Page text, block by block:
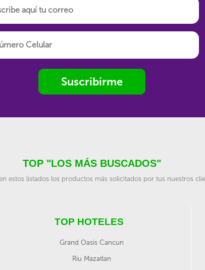
Suscribirme
TOP "LOS MÁS BUSCADOS"
estos listados los productos más solicitados por tus nuestros
TOP HOTELES
Grand Oasis Cancun
Riu Mazatlan